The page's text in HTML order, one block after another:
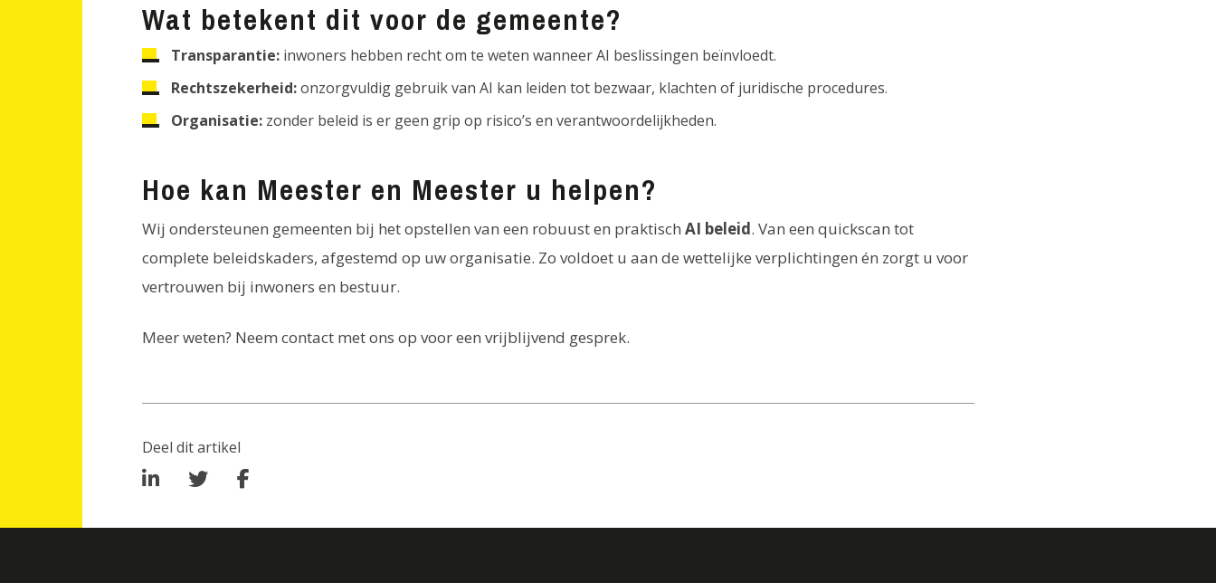
Wat betekent dit voor de gemeente?
Transparantie: inwoners hebben recht om te weten wanneer AI beslissingen beïnvloedt.
Rechtszekerheid:onzorgvuldig gebruik van AI kan leiden tot bezwaar, klachten of juridische procedures.
Organisatie: zonder beleid is er geen grip op risico’s en verantwoordelijkheden.
Hoe kan Meester en Meester u helpen?
Wij ondersteunen gemeenten bij het opstellen van een robuust en praktischAI beleid. Van een quickscan tot
complete beleidskaders, afgestemd op uw organisatie. Zo voldoet u aan de wettelijke verplichtingen én zorgt u voor
vertrouwen bij inwoners en bestuur.
Meer weten? Neem contact met ons op voor een vrijblijvend gesprek.
Deel dit artikel